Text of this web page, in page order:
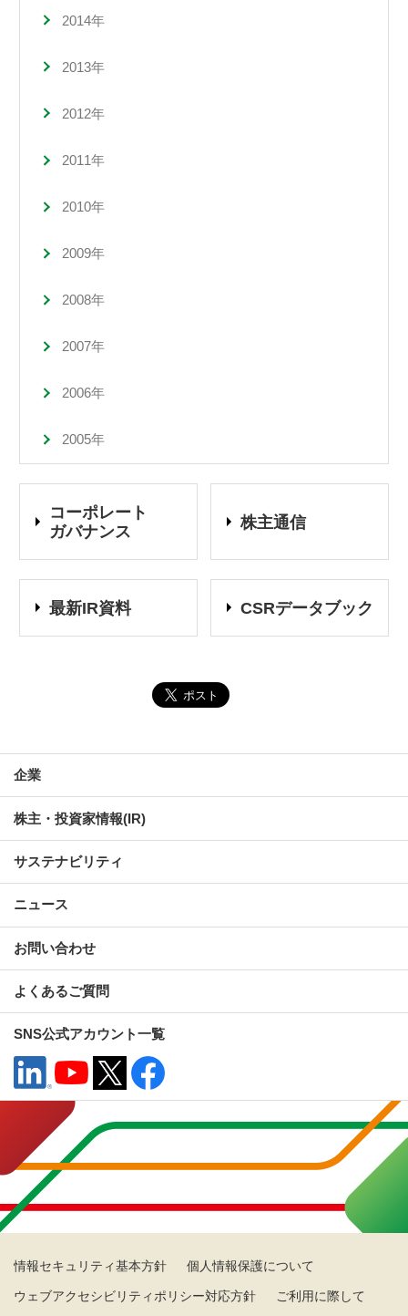
2014年
2013年
2012年
2011年
2010年
2009年
2008年
2007年
2006年
2005年
コーポレート
ガバナンス
株主通信
最新IR資料 CSRデータブック
企業
株主・投資家情報(IR)
サステナビリティ
ニュース
お問い合わせ
よくあるご質問
SNS公式アカウント一覧
情報セキュリティ基本方針 個人情報保護について
ウェブアクセシビリティポリシー対応方針 ご利用に際して